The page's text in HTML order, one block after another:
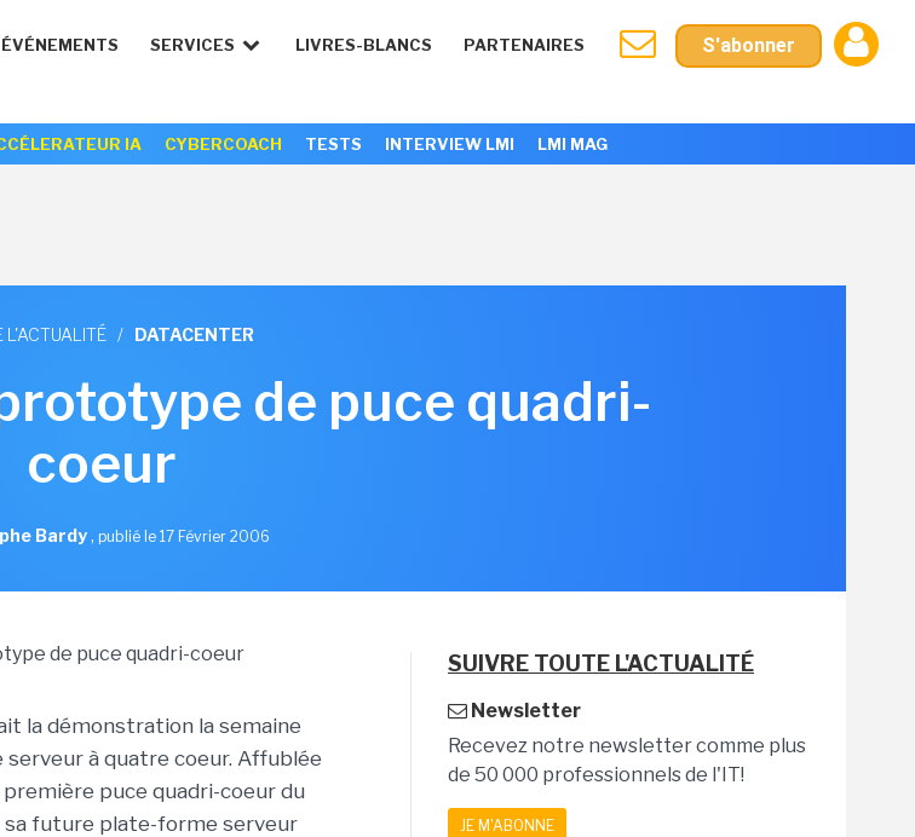
ÉVÉNEMENTS SERVICES LIVRES-BLANCS PARTENAIRES S'abonner
IA CYBERCOACH TESTS INTERVIEW LMI LMI MAG
L'ACTUALITÉ / DATACENTER
de puce quadri-
coeur
Bardy, publié le 17 Février 2006
la démonstration la semaine
à quatre coeur. Affublée
puce quadri-coeur du
future plate-forme serveur
SUIVRE TOUTE L'ACTUALITÉ
Newsletter
Recevez notre newsletter comme plus
de 50 000 professionnels de l'IT!
JE M'ABONNE